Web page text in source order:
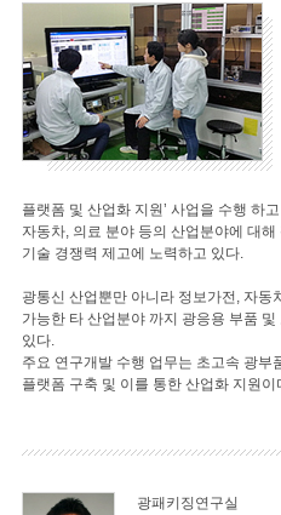
플랫폼 및 산업화 지원’ 사업을 수행 하
자동차, 의료 분야 등의 산업분야에 대
기술 경쟁력 제고에 노력하고 있다.
광통신 산업뿐만 아니라 정보가전, 자동
가능한 타 산업분야 까지 광응용 부품
있다.
주요 연구개발 수행 업무는 초고속 광부
플랫폼 구축 및 이를 통한 산업화 지원이
광패키징연구실